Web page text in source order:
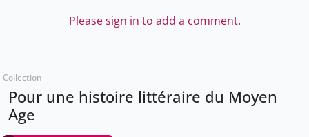
Please sign in to add a comment.
Collection
Pour une histoire littéraire du Moyen
Age